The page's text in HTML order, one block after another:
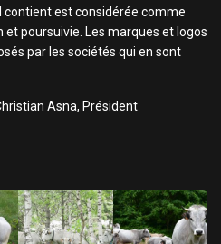
contient est considérée comme
poursuivie. Les marques et logos
par les sociétés qui en sont
Asna, Président